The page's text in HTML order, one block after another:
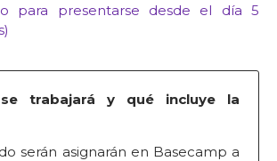
para presentarse desde el día 5
trabajará y qué incluye la
serán asignarán en Basecamp a